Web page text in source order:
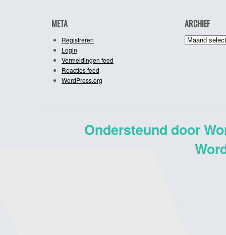
META
Registreren
Login
Vermeldingen feed
Reacties feed
WordPress.org
ARCHIEF
Archief
Ondersteund door